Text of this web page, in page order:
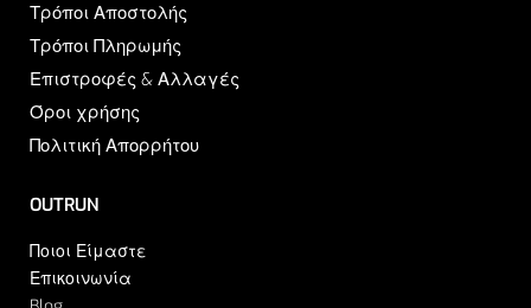
Τρόποι Αποστολής
Τρόποι Πληρωμής
Επιστροφές & Αλλαγές
Όροι χρήσης
Πολιτική Απορρήτου
OUTRUN
Ποιοι Είμαστε
Επικοινωνία